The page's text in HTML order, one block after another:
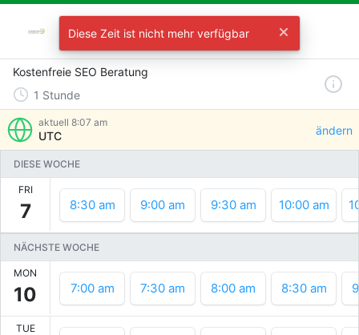
Wählen Sie eine Zeit
Kostenfreie SEO Beratung
1 Stunde
aktuell 8:07 am
UTC ändern
DIESE WOCHE
FRI
7 8:30 am 9:00 am 9:30 am 10:00 am
NÄCHSTE WOCHE
MON
10 7:00 am 7:30 am 8:00 am 8:30 am
TUE
Diese Zeit ist nicht mehr verfügbar